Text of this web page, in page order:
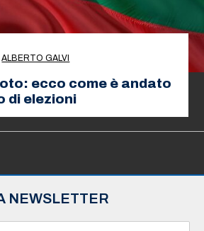
ALBERTO GALVI
ecco come è andato
di elezioni
NEWSLETTER